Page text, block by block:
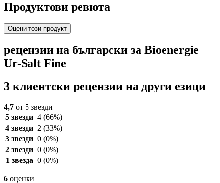
Продуктови ревюта
Оцени този продукт
рецензии на български за Bioenergie
Ur-Salt Fine
3 клиентски рецензии на други езици
4,7 от 5 звезди
5 звезди 4 (66%)
4 звезди 2 (33%)
3 звезди 0 (0%)
2 звезди 0 (0%)
1 звезда 0 (0%)
6 оценки